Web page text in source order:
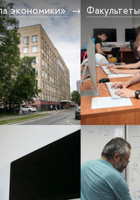
экономики» Факультеты